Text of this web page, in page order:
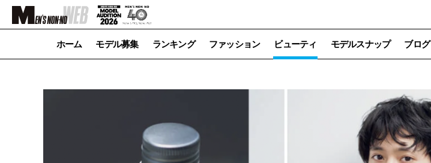
ホーム モデル募集 ランキング ファッション ビューティ モデルスナップ ブログ